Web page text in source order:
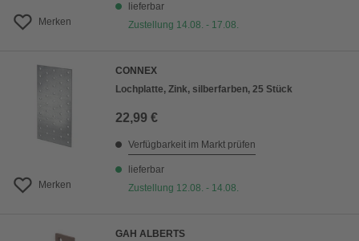
Merken
lieferbar
Zustellung 14.08. - 17.08.
Merken
CONNEX
Lochplatte, Zink, silberfarben, 25 Stück
22,99 €
Verfügbarkeit im Markt prüfen
lieferbar
Zustellung 12.08. - 14.08.
GAH ALBERTS